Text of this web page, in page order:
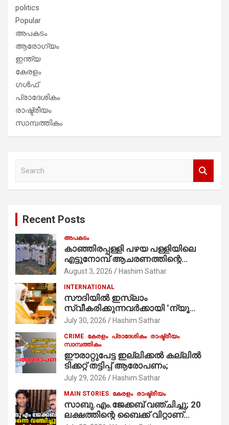
politics
Popular
അപകടം
ആരോഗ്യം
ഇന്ത്യ
കേരളം
ഗൾഫ്
പ്രാദേശികം
രാഷ്ട്രീയം
സാമ്പത്തികം
Recent Posts
അപകടം
കാഞ്ഞിരപ്പള്ളി പഴയ പള്ളിയിലെ
എട്ടുനോമ്പ് ആചരണത്തിന്റെ
ഭാഗമായുള്ള പന്തലിന്റെ കാൽനാട്ട്
കുര്യൻ താമരശ്ശേരി
നിർവഹിക്കുന്നു.
August 3, 2026 Hashim Sathar
INTERNATIONAL
സൗദിയില്‍ ഇസ്‌ലാം
സ്വീകരിക്കുന്നവര്‍ക്കായി ‘ന്യൂ
മുസ്ലിം’ ഡിജിറ്റല്‍ കാര്‍ഡ് സേവനം
July 30, 2026 Hashim Sathar
CRIME കേരളം പ്രാദേശികം രാഷ്ട്രീയം
സാമ്പത്തികം
ഈരാറ്റുപേട്ട ഇല്ലിക്കൽ കല്ലിൽ
ടിക്കറ്റ് തട്ടിപ്പ് ആരോപണം;
July 29, 2026 Hashim Sathar
MAIN STORIES കേരളം രാഷ്ട്രീയം
സാബു.എം.ജേക്കബ് വഞ്ചിച്ചു; 20
ലക്ഷത്തിന്റെ ബൈക്ക് വിറ്റാണ്